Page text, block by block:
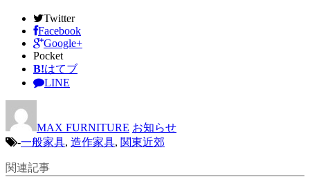
Twitter
Facebook
Google+
Pocket
B!はてブ
LINE
MAX FURNITURE お知らせ
-一般家具, 造作家具, 関東近郊
関連記事